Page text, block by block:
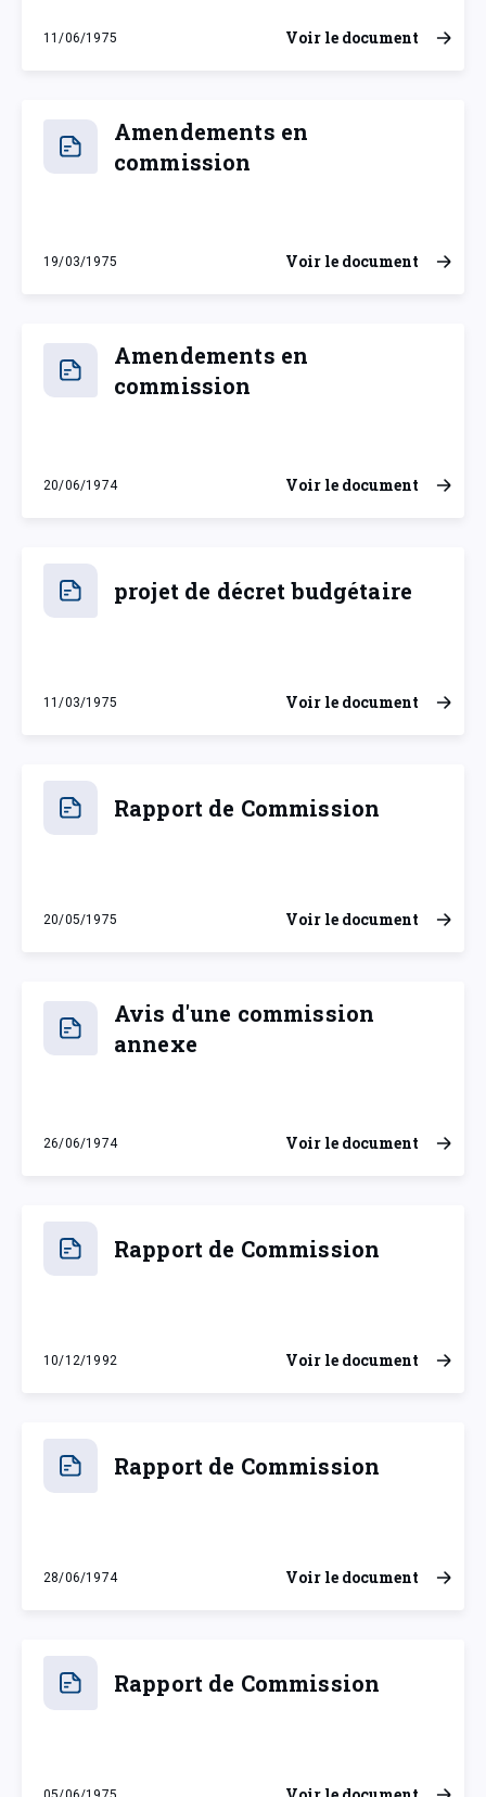
11/06/1975
mercredi 11 juin 1975
Voir le document
Amendements en
commission
19/03/1975
mercredi 19 mars 1975
Voir le document
Amendements en
commission
20/06/1974
jeudi 20 juin 1974
Voir le document
projet de décret budgétaire
11/03/1975
mardi 11 mars 1975
Voir le document
Rapport de Commission
20/05/1975
mardi 20 mai 1975
Voir le document
Avis d'une commission
annexe
26/06/1974
mercredi 26 juin 1974
Voir le document
Rapport de Commission
10/12/1992
jeudi 10 décembre 1992
Voir le document
Rapport de Commission
28/06/1974
vendredi 28 juin 1974
Voir le document
Rapport de Commission